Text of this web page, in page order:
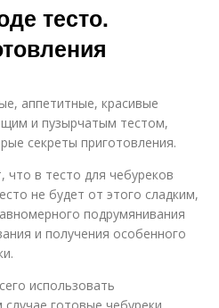
тесто.
аппетитные, красивые
и пузырчатым тестом,
секреты приготовления.
что в тесто для чебуреков
не будет от этого сладким,
подрумянивания
и получения особенного
использовать
готовые чебуреки